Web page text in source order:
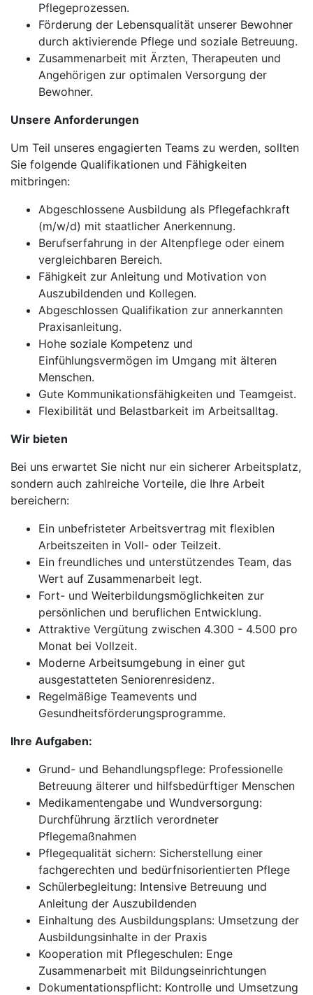
Pflegeprozessen.
Förderung der Lebensqualität unserer Bewohner
durch aktivierende Pflege und soziale Betreuung.
Zusammenarbeit mit Ärzten, Therapeuten und
Angehörigen zur optimalen Versorgung der
Bewohner.
Unsere Anforderungen
Um Teil unseres engagierten Teams zu werden, sollten
Sie folgende Qualifikationen und Fähigkeiten
mitbringen:
Abgeschlossene Ausbildung als Pflegefachkraft
(m/w/d) mit staatlicher Anerkennung.
Berufserfahrung in der Altenpflege oder einem
vergleichbaren Bereich.
Fähigkeit zur Anleitung und Motivation von
Auszubildenden und Kollegen.
Abgeschlossen Qualifikation zur annerkannten
Praxisanleitung.
Hohe soziale Kompetenz und
Einfühlungsvermögen im Umgang mit älteren
Menschen.
Gute Kommunikationsfähigkeiten und Teamgeist.
Flexibilität und Belastbarkeit im Arbeitsalltag.
Wir bieten
Bei uns erwartet Sie nicht nur ein sicherer Arbeitsplatz,
sondern auch zahlreiche Vorteile, die Ihre Arbeit
bereichern:
Ein unbefristeter Arbeitsvertrag mit flexiblen
Arbeitszeiten in Voll- oder Teilzeit.
Ein freundliches und unterstützendes Team, das
Wert auf Zusammenarbeit legt.
Fort- und Weiterbildungsmöglichkeiten zur
persönlichen und beruflichen Entwicklung.
Attraktive Vergütung zwischen 4.300 - 4.500 pro
Monat bei Vollzeit.
Moderne Arbeitsumgebung in einer gut
ausgestatteten Seniorenresidenz.
Regelmäßige Teamevents und
Gesundheitsförderungsprogramme.
Ihre Aufgaben:
Grund- und Behandlungspflege: Professionelle
Betreuung älterer und hilfsbedürftiger Menschen
Medikamentengabe und Wundversorgung:
Durchführung ärztlich verordneter
Pflegemaßnahmen
Pflegequalität sichern: Sicherstellung einer
fachgerechten und bedürfnisorientierten Pflege
Schülerbegleitung: Intensive Betreuung und
Anleitung der Auszubildenden
Einhaltung des Ausbildungsplans: Umsetzung der
Ausbildungsinhalte in der Praxis
Kooperation mit Pflegeschulen: Enge
Zusammenarbeit mit Bildungseinrichtungen
Dokumentationspflicht: Kontrolle und Umsetzung